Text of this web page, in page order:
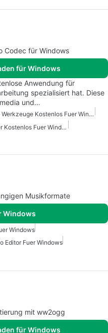
Codec für Windows
für Windows
Anwendung für
spezialisiert hat. Diese
und…
Audio Werkzeuge Kostenlos Fuer Windows
Audio Konverter Kostenlos Fuer Windows
Musikformate
Windows
Windows
Editor Fuer Windows
mit ww2ogg
für Windows